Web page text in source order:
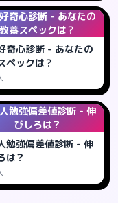
奇心診断 - あなたの
教養スペックは？
奇心診断 - あなたの
ペックは？
勉強偏差値診断 - 伸
びしろは？
勉強偏差値診断 - 伸
は？